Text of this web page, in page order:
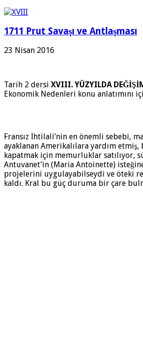
1711 Prut Savaşı ve Antlaşması
23 Nisan 2016
Tarih 2 dersi XVIII. YÜZYILDA
Ekonomik Nedenleri konu anlatımını
Fransız İhtilali’nin en önemli sebebi,
ayaklanan Amerikalılara yardım
kapatmak için memurluklar satılıyor,
Antuvanet’in (Maria Antoinette)
projelerini uygulayabilseydi ve öteki
kaldı. Kral bu güç duruma bir çare